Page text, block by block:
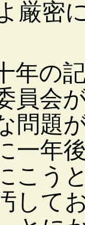
厳密
年の
員会
問題
一年
こう
して